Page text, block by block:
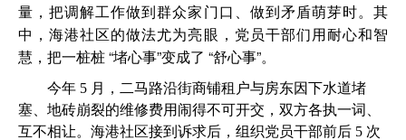
量，把调解工作做到群众家门口、做到矛盾萌芽时。其
中，海港社区的做法尤为亮眼，党员干部们用耐心和智
慧，把一桩桩 “堵心事”变成了 “舒心事”。
今年 5 月，二马路沿街商铺租户与房东因下水道堵
塞、地砖崩裂的维修费用闹得不可开交，双方各执一词、
互不相让。海港社区接到诉求后，组织党员干部前后 5 次